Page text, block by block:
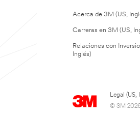
Acerca de 3M (US,
Carreras en 3M (US,
Relaciones con
Inglés)
Legal (US,
© 3M